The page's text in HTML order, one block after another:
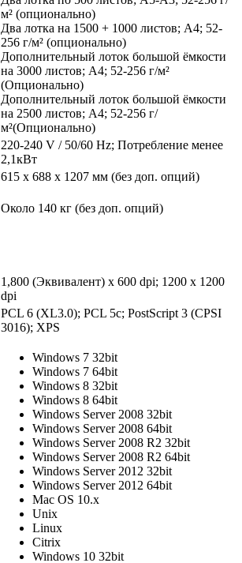
м² (опционально)
Два лотка на 1500 + 1000 листов; A4; 52-
256 г/м² (опционально)
Дополнительный лоток большой ёмкости
на 3000 листов; A4; 52-256 г/м²
(Опционально)
Дополнительный лоток большой ёмкости
на 2500 листов; A4; 52-256 г/
м²(Опционально)
220-240 V / 50/60 Hz; Потребление менее
2,1кВт
615 x 688 x 1207 мм (без доп. опций)
Около 140 кг (без доп. опций)
1,800 (Эквивалент) x 600 dpi; 1200 x 1200
dpi
PCL 6 (XL3.0); PCL 5c; PostScript 3 (CPSI
3016); XPS
Windows 7 32bit
Windows 7 64bit
Windows 8 32bit
Windows 8 64bit
Windows Server 2008 32bit
Windows Server 2008 64bit
Windows Server 2008 R2 32bit
Windows Server 2008 R2 64bit
Windows Server 2012 32bit
Windows Server 2012 64bit
Mac OS 10.x
Unix
Linux
Citrix
Windows 10 32bit